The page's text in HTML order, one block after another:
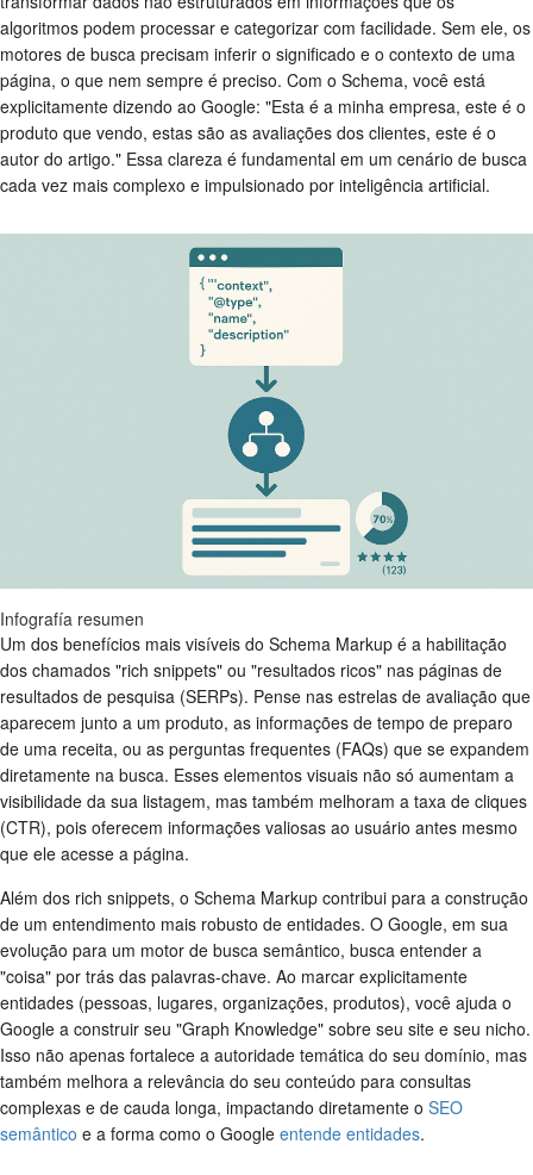
algoritmos podem processar e categorizar com facilidade. Sem ele, os
motores de busca precisam inferir o significado e o contexto de uma
página, o que nem sempre é preciso. Com o Schema, você está
explicitamente dizendo ao Google: "Esta é a minha empresa, este é o
produto que vendo, estas são as avaliações dos clientes, este é o
autor do artigo." Essa clareza é fundamental em um cenário de busca
cada vez mais complexo e impulsionado por inteligência artificial.
Infografía resumen
Um dos benefícios mais visíveis do Schema Markup é a habilitação
dos chamados "rich snippets" ou "resultados ricos" nas páginas de
resultados de pesquisa (SERPs). Pense nas estrelas de avaliação que
aparecem junto a um produto, as informações de tempo de preparo
de uma receita, ou as perguntas frequentes (FAQs) que se expandem
diretamente na busca. Esses elementos visuais não só aumentam a
visibilidade da sua listagem, mas também melhoram a taxa de cliques
(CTR), pois oferecem informações valiosas ao usuário antes mesmo
que ele acesse a página.
Além dos rich snippets, o Schema Markup contribui para a construção
de um entendimento mais robusto de entidades. O Google, em sua
evolução para um motor de busca semântico, busca entender a
"coisa" por trás das palavras-chave. Ao marcar explicitamente
entidades (pessoas, lugares, organizações, produtos), você ajuda o
Google a construir seu "Graph Knowledge" sobre seu site e seu nicho.
Isso não apenas fortalece a autoridade temática do seu domínio, mas
também melhora a relevância do seu conteúdo para consultas
complexas e de cauda longa, impactando diretamente o SEO
semântico e a forma como o Google entende entidades.